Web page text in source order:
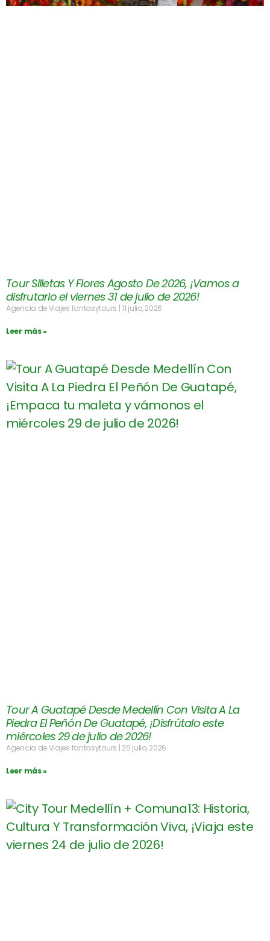
Tour Silletas Y Flores Agosto De 2026, ¡Vamos a
disfrutarlo el viernes 31 de julio de 2026!
Agencia de Viajes fantasytours 11 julio, 2026
Leer más »
Tour A Guatapé Desde Medellín Con Visita A La
Piedra El Peñón De Guatapé, ¡Disfrútalo este
miércoles 29 de julio de 2026!
Agencia de Viajes fantasytours 25 julio, 2026
Leer más »